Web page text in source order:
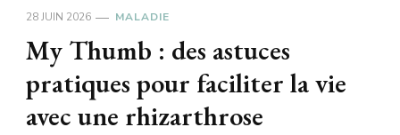
28 JUIN 2026 MALADIE
My Thumb : des astuces
pratiques pour faciliter la vie
avec une rhizarthrose